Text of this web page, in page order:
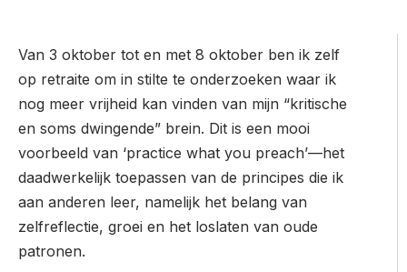
Van 3 oktober tot en met 8 oktober ben ik zelf
op retraite om in stilte te onderzoeken waar ik
nog meer vrijheid kan vinden van mijn “kritische
en soms dwingende” brein. Dit is een mooi
voorbeeld van ‘practice what you preach’—het
daadwerkelijk toepassen van de principes die ik
aan anderen leer, namelijk het belang van
zelfreflectie, groei en het loslaten van oude
patronen.